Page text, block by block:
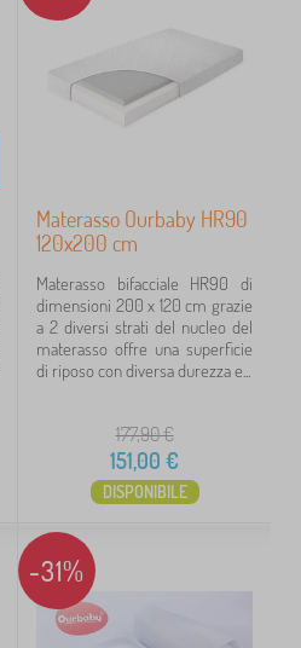
Materasso Ourbaby HR90
120x200 cm
Materasso bifacciale HR90 di
dimensioni 200 x 120 cm grazie
a 2 diversi strati del nucleo del
materasso offre una superficie
di riposo con diversa durezza e...
177,90€
151,00 €
DISPONIBILE
-31%